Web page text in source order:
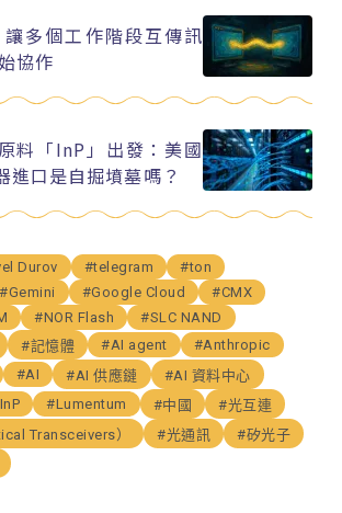
多個工作階段互傳訊
協作
料「InP」出發：美國
進口是自掘墳墓嗎？
Durov #telegram
#ton
#Gemini #Google Cloud
#CMX
#NOR Flash
#SLC NAND
#記憶體 #AI agent
#Anthropic
#AI #AI 供應鏈
#AI 資料中心
#Lumentum #中國
#光互連
Transceivers）
#光通訊
#矽光子